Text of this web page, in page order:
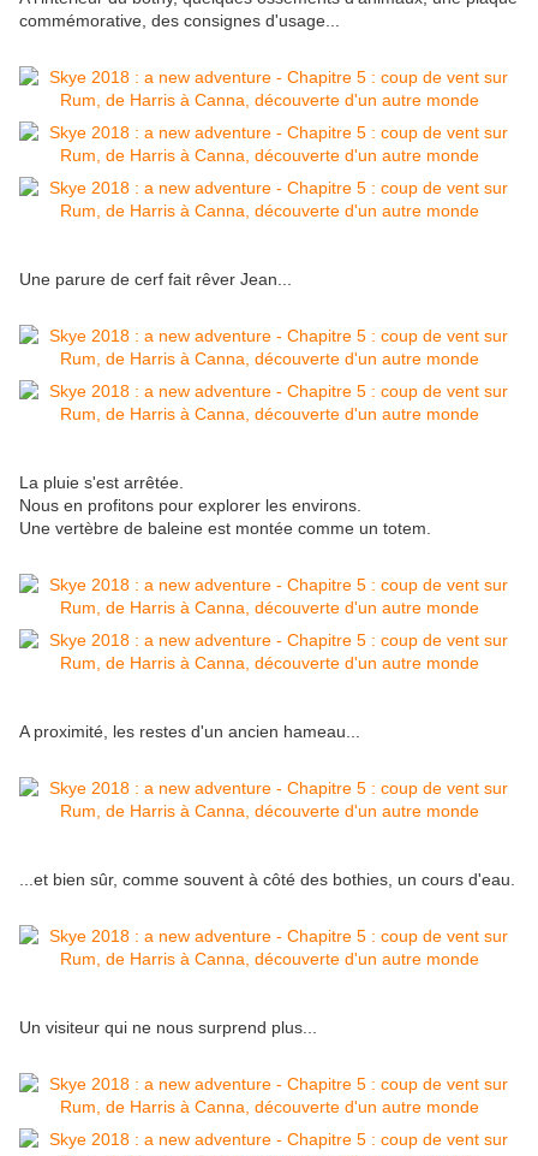
commémorative, des consignes d'usage...
Une parure de cerf fait rêver Jean...
La pluie s'est arrêtée.
Nous en profitons pour explorer les environs.
Une vertèbre de baleine est montée comme un totem.
A proximité, les restes d'un ancien hameau...
...et bien sûr, comme souvent à côté des bothies, un cours d'eau.
Un visiteur qui ne nous surprend plus...